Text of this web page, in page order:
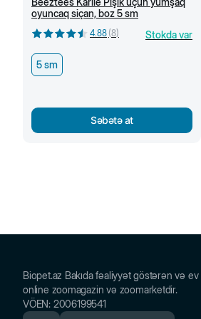
oyuncaq siçan, boz 5 sm
4.88 (8) Stokda var
5 sm
Səbətə at
Biopet.az Bakıda fəaliyyət göstərən və ev
online zoomagazin və zoomarketdir.
VÖEN: 2006199541